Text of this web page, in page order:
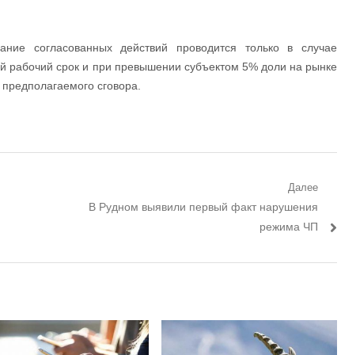
согласованных действий проводится только в случае
рабочий срок и при превышении субъектом 5% доли на рынке
сговора.
Далее
Следующий пост:
В Рудном выявили первый факт нарушения
режима ЧП